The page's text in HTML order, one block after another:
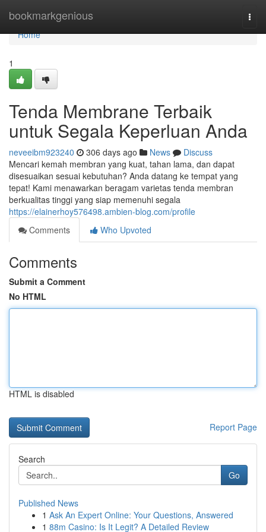
bookmarkgenious
Home
Home
1
Tenda Membrane Terbaik
untuk Segala Keperluan Anda
neveeibm923240 306 days ago News
Discuss
Mencari kemah membran yang kuat, tahan lama, dan dapat
disesuaikan sesuai kebutuhan? Anda datang ke tempat yang
tepat! Kami menawarkan beragam varietas tenda membran
berkualitas tinggi yang siap memenuhi segala
https://elainerhoy576498.ambien-blog.com/profile
Comments
Who Upvoted
Comments
Submit a Comment
No HTML
HTML is disabled
Report Page
Search
Go
Published News
1 Ask An Expert Online: Your Questions, Answered
1 88m Casino: Is It Legit? A Detailed Review